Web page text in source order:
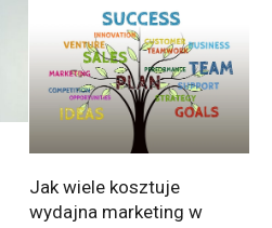
Jak wiele kosztuje
wydajna marketing w